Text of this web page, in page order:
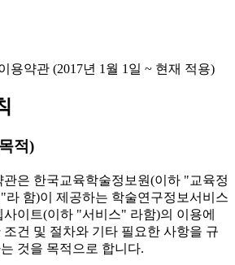
용약관 (2017년 1월 1일 ~ 현재 적용)
적)
관은 한국교육학술정보원(이하 "교육정
"라 함)이 제공하는 학술연구정보서비스
사이트(이하 "서비스" 라함)의 이용에
조건 및 절차와 기타 필요한 사항을 규
것을 목적으로 합니다.